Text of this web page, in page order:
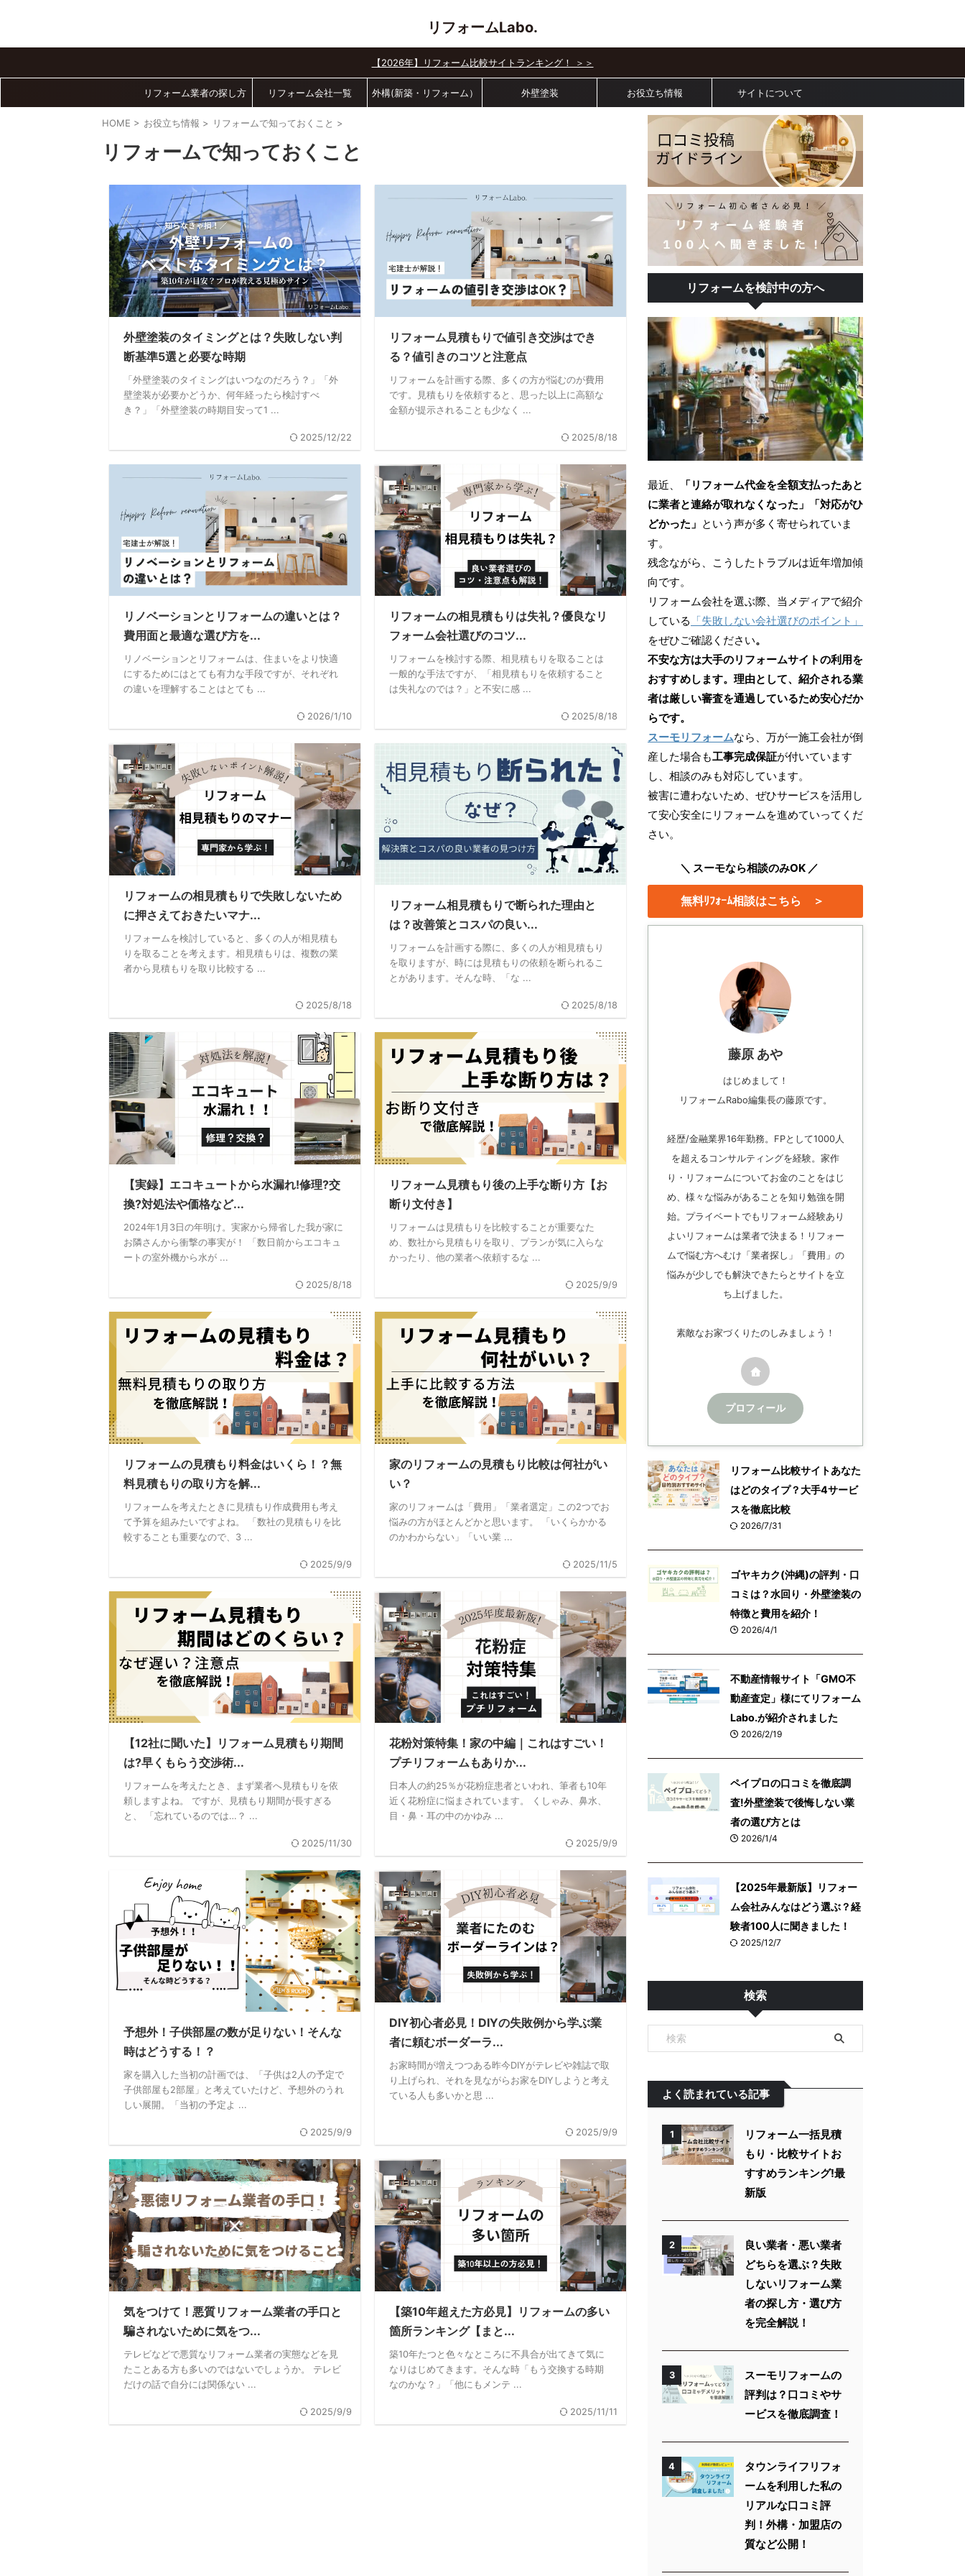
リフォームLabo.
【2026年】リフォーム比較サイトランキング！ ＞＞
リフォーム業者の探し方 リフォーム会社一覧 外構(新築・リフォーム） 外壁塗装 お役立ち情報 サイトについて
HOME > お役立ち情報 > リフォームで知っておくこと >
リフォームで知っておくこと
外壁塗装のタイミングとは？失敗しない判
断基準5選と必要な時期
「外壁塗装のタイミングはいつなのだろう？」「外
壁塗装が必要かどうか、何年経ったら検討すべ
き？」「外壁塗装の時期目安って1 ...
2025/12/22
リフォーム見積もりで値引き交渉はでき
る？値引きのコツと注意点
リフォームを計画する際、多くの方が悩むのが費用
です。見積もりを依頼すると、思った以上に高額な
金額が提示されることも少なく ...
2025/8/18
リノベーションとリフォームの違いとは？
費用面と最適な選び方を...
リノベーションとリフォームは、住まいをより快適
にするためにはとても有力な手段ですが、それぞれ
の違いを理解することはとても ...
2026/1/10
リフォームの相見積もりは失礼？優良なリ
フォーム会社選びのコツ...
リフォームを検討する際、相見積もりを取ることは
一般的な手法ですが、「相見積もりを依頼すること
は失礼なのでは？」と不安に感 ...
2025/8/18
リフォームの相見積もりで失敗しないため
に押さえておきたいマナ...
リフォームを検討していると、多くの人が相見積も
りを取ることを考えます。相見積もりは、複数の業
者から見積もりを取り比較する ...
2025/8/18
リフォーム相見積もりで断られた理由と
は？改善策とコスパの良い...
リフォームを計画する際に、多くの人が相見積もり
を取りますが、時には見積もりの依頼を断られるこ
とがあります。そんな時、「な ...
2025/8/18
【実録】エコキュートから水漏れ!修理?交
換?対処法や価格など...
2024年1月3日の年明け。実家から帰省した我が家に
お隣さんから衝撃の事実が！ 「数日前からエコキュ
ートの室外機から水が ...
2025/8/18
リフォーム見積もり後の上手な断り方【お
断り文付き】
リフォームは見積もりを比較することが重要なた
め、数社から見積もりを取り、プランが気に入らな
かったり、他の業者へ依頼するな ...
2025/9/9
リフォームの見積もり料金はいくら！？無
料見積もりの取り方を解...
リフォームを考えたときに見積もり作成費用も考え
て予算を組みたいですよね。 「数社の見積もりを比
較することも重要なので、3 ...
2025/9/9
家のリフォームの見積もり比較は何社がい
い？
家のリフォームは「費用」「業者選定」この2つでお
悩みの方がほとんどかと思います。 「いくらかかる
のかわからない」「いい業 ...
2025/11/5
【12社に聞いた】リフォーム見積もり期間
は?早くもらう交渉術...
リフォームを考えたとき、まず業者へ見積もりを依
頼しますよね。 ですが、見積もり期間が長すぎる
と、 「忘れているのでは…？ ...
2025/11/30
花粉対策特集！家の中編｜これはすごい！
プチリフォームもありか...
日本人の約25％が花粉症患者といわれ、筆者も10年
近く花粉症に悩まされています。 くしゃみ、鼻水、
目・鼻・耳の中のかゆみ ...
2025/9/9
予想外！子供部屋の数が足りない！そんな
時はどうする！？
家を購入した当初の計画では、「子供は2人の予定で
子供部屋も2部屋」と考えていたけど、予想外のうれ
しい展開。「当初の予定よ ...
2025/9/9
DIY初心者必見！DIYの失敗例から学ぶ業
者に頼むボーダーラ...
お家時間が増えつつある昨今DIYがテレビや雑誌で取
り上げられ、それを見ながらお家をDIYしようと考え
ている人も多いかと思 ...
2025/9/9
気をつけて！悪質リフォーム業者の手口と
騙されないために気をつ...
テレビなどで悪質なリフォーム業者の実態などを見
たことある方も多いのではないでしょうか。 テレビ
だけの話で自分には関係ない ...
2025/9/9
【築10年超えた方必見】リフォームの多い
箇所ランキング【まと...
築10年たつと色々なところに不具合が出てきて気に
なりはじめてきます。そんな時「もう交換する時期
なのかな？」「他にもメンテ ...
2025/11/11
リフォームを検討中の方へ
最近、
「リフォーム代金を全額支払ったあと
に業者と連絡が取れなくなった」「対応がひ
どかった」 という声が多く寄せられていま
す。
残念ながら、こうしたトラブルは近年増加傾
向です。
リフォーム会社を選ぶ際、当メディアで紹介
している 「失敗しない会社選びのポイント」
をぜひご確認ください。
不安な方は大手のリフォームサイトの利用を
おすすめします。理由として、紹介される業
者は厳しい審査を通過しているため安心だか
らです。
スーモリフォームなら、万が一施工会社が倒
産した場合も工事完成保証が付いています
し、相談のみも対応しています。
被害に遭わないため、ぜひサービスを活用し
て安心安全にリフォームを進めていってくだ
さい。
＼ スーモなら相談のみOK ／
無料ﾘﾌｫｰﾑ相談はこちら ＞
藤原 あや
はじめまして！
リフォームRabo編集長の藤原です。
経歴/金融業界16年勤務。FPとして1000人
を超えるコンサルティングを経験。家作
り・リフォームについてお金のことをはじ
め、様々な悩みがあることを知り勉強を開
始。プライベートでもリフォーム経験あり
よいリフォームは業者で決まる！リフォー
ムで悩む方へむけ「業者探し」「費用」の
悩みが少しでも解決できたらとサイトを立
ち上げました。
素敵なお家づくりたのしみましょう！
プロフィール
リフォーム比較サイトあなた
はどのタイプ？大手4サービ
スを徹底比較
2026/7/31
ゴヤキカク(沖縄)の評判・口
コミは？水回り・外壁塗装の
特徴と費用を紹介！
2026/4/1
不動産情報サイト「GMO不
動産査定」様にてリフォーム
Labo.が紹介されました
2026/2/19
ペイプロの口コミを徹底調
査!外壁塗装で後悔しない業
者の選び方とは
2026/1/4
【2025年最新版】リフォー
ム会社みんなはどう選ぶ？経
験者100人に聞きました！
2025/12/7
検索
よく読まれている記事
1
リフォーム一括見積
もり・比較サイトお
すすめランキング!最
新版
2
良い業者・悪い業者
どちらを選ぶ？失敗
しないリフォーム業
者の探し方・選び方
を完全解説！
3
スーモリフォームの
評判は？口コミやサ
ービスを徹底調査！
4
タウンライフリフォ
ームを利用した私の
リアルな口コミ評
判！外構・加盟店の
質など公開！